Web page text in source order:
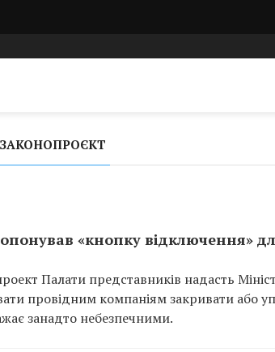
«кнопку відключення»
Палати представників надасть
провідним компаніям закривати або
занадто небезпечними.